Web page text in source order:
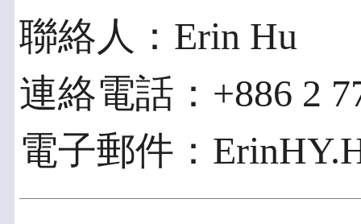
聯絡人：Erin Hu
連絡電話：+886 2
電子郵件：